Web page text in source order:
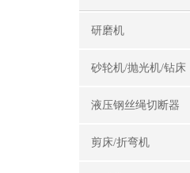
研磨机
砂轮机/抛光机/钻床
液压钢丝绳切断器
剪床/折弯机